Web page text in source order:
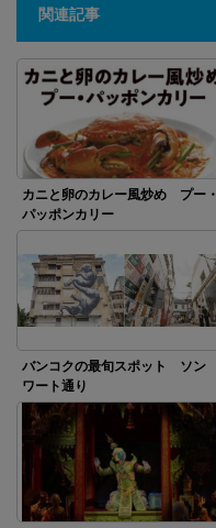
関連記事
カニと卵のカレー風炒め プー・
パッポンカリー
バンコクの最旬スポット ソン
ワート通り